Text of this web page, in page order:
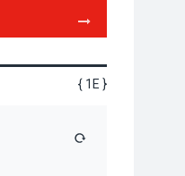
{ 1E }